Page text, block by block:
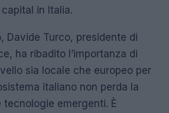
in Italia.
Davide Turco, presidente di
ha ribadito l’importanza di
sia locale che europeo per
italiano non perda la
emergenti. È